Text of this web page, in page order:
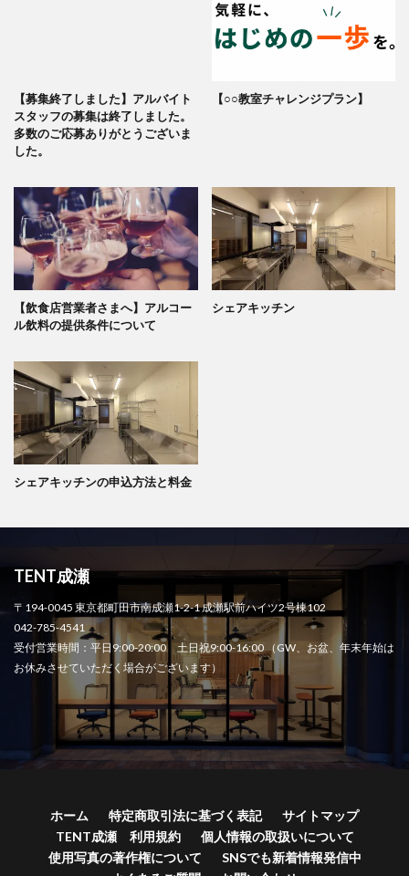
【募集終了しました】アルバイト
スタッフの募集は終了しました。
多数のご応募ありがとうございま
した。
【○○教室チャレンジプラン】
【飲食店営業者さまへ】アルコー
ル飲料の提供条件について
シェアキッチン
シェアキッチンの申込方法と料金
TENT成瀬
〒194-0045 東京都町田市南成瀬1-2-1 成瀬駅前ハイツ2号棟102
042-785-4541
受付営業時間：平日9:00-20:00 土日祝9:00-16:00 （GW、お盆、年末年始は
お休みさせていただく場合がございます）
ホーム 特定商取引法に基づく表記
サイトマップ
TENT成瀬 利用規約
個人情報の取扱いについて
使用写真の著作権について
SNSでも新着情報発信中